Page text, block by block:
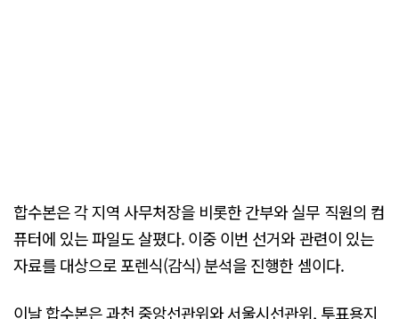
합수본은 각 지역 사무처장을 비롯한 간부와 실무 직원의 컴
퓨터에 있는 파일도 살폈다. 이중 이번 선거와 관련이 있는
자료를 대상으로 포렌식(감식) 분석을 진행한 셈이다.
이날 합수본은 과천 중앙선관위와 서울시선관위, 투표용지